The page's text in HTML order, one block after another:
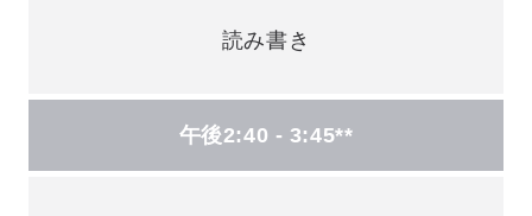
読み書き
午後2:40 - 3:45**